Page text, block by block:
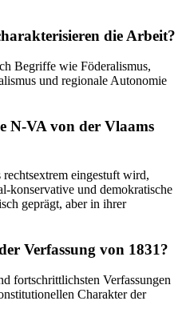
die Arbeit?
Begriffe wie Föderalismus,
und regionale Autonomie
N-VA von der Vlaams
eingestuft wird,
konservative und demokratische
geprägt, aber in ihrer
Verfassung von 1831?
fortschrittlichsten Verfassungen
Charakter der